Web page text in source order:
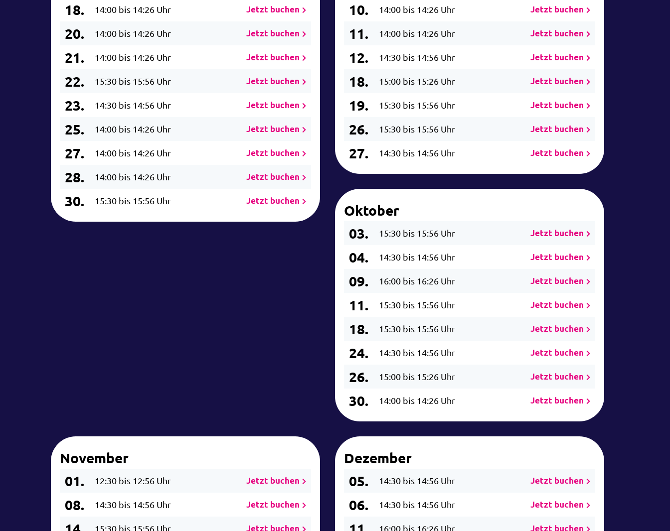
18. 14:00 bis 14:26 Uhr Jetzt buchen
20. 14:00 bis 14:26 Uhr Jetzt buchen
21. 14:00 bis 14:26 Uhr Jetzt buchen
22. 15:30 bis 15:56 Uhr Jetzt buchen
23. 14:30 bis 14:56 Uhr Jetzt buchen
25. 14:00 bis 14:26 Uhr Jetzt buchen
27. 14:00 bis 14:26 Uhr Jetzt buchen
28. 14:00 bis 14:26 Uhr Jetzt buchen
30. 15:30 bis 15:56 Uhr Jetzt buchen
10. 14:00 bis 14:26 Uhr Jetzt buchen
11. 14:00 bis 14:26 Uhr Jetzt buchen
12. 14:30 bis 14:56 Uhr Jetzt buchen
18. 15:00 bis 15:26 Uhr Jetzt buchen
19. 15:30 bis 15:56 Uhr Jetzt buchen
26. 15:30 bis 15:56 Uhr Jetzt buchen
27. 14:30 bis 14:56 Uhr Jetzt buchen
Oktober
03.
15:30 bis 15:56 Uhr Jetzt buchen
04. 14:30 bis 14:56 Uhr Jetzt buchen
09. 16:00 bis 16:26 Uhr Jetzt buchen
11. 15:30 bis 15:56 Uhr Jetzt buchen
18. 15:30 bis 15:56 Uhr Jetzt buchen
24. 14:30 bis 14:56 Uhr Jetzt buchen
26. 15:00 bis 15:26 Uhr Jetzt buchen
30. 14:00 bis 14:26 Uhr Jetzt buchen
November
01.
12:30 bis 12:56 Uhr Jetzt buchen
08. 14:30 bis 14:56 Uhr Jetzt buchen
15:30 bis 15:56 Uhr Jetzt buchen
Dezember
05.
14:30 bis 14:56 Uhr Jetzt buchen
06. 14:30 bis 14:56 Uhr Jetzt buchen
16:00 bis 16:26 Uhr Jetzt buchen